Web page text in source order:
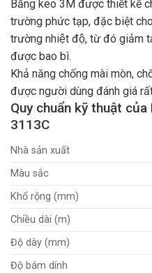
Băng keo 3M được thiết kế
trường phức tạp, đặc biệt
trường nhiệt độ, từ đó giảm
được bao bì.
Khả năng chống mài mòn,
được người dùng đánh giá
Quy chuẩn kỹ thuật
3113C
Nhà sản xuất
Màu sắc
Khổ rộng (mm)
Chiều dài (m)
Độ dày (mm)
Độ bám dính